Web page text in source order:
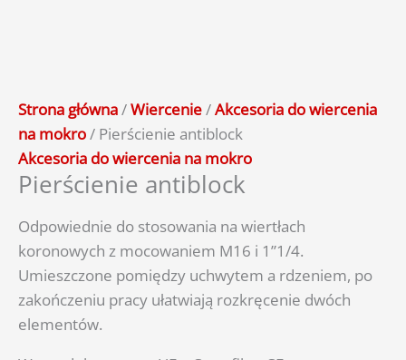
Strona główna/Wiercenie/Akcesoria do wiercenia
na mokro/ Pierścienie antiblock
Akcesoria do wiercenia na mokro
Pierścienie antiblock
Odpowiednie do stosowania na wiertłach
koronowych z mocowaniem M16 i 1”1/4.
Umieszczone pomiędzy uchwytem a rdzeniem, po
zakończeniu pracy ułatwiają rozkręcenie dwóch
elementów.